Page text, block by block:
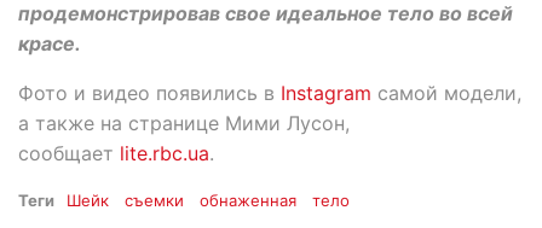
продемонстрировав свое идеальное тело во всей
красе.
Фото и видео появились в Instagram самой модели,
а также на странице Мими Лусон,
сообщает lite.rbc.ua.
Теги Шейк съемки обнаженная тело